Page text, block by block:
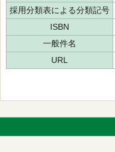
採用分類表による分類記号
ISBN
一般件名
URL